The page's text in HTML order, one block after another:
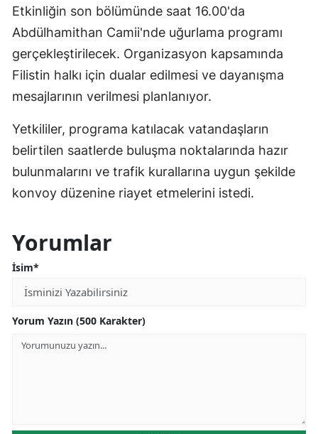
Etkinliğin son bölümünde saat 16.00'da
Abdülhamithan Camii'nde uğurlama programı
gerçekleştirilecek. Organizasyon kapsamında
Filistin halkı için dualar edilmesi ve dayanışma
mesajlarının verilmesi planlanıyor.
Yetkililer, programa katılacak vatandaşların
belirtilen saatlerde buluşma noktalarında hazır
bulunmalarını ve trafik kurallarına uygun şekilde
konvoy düzenine riayet etmelerini istedi.
Yorumlar
İsim*
Yorum Yazın (500 Karakter)